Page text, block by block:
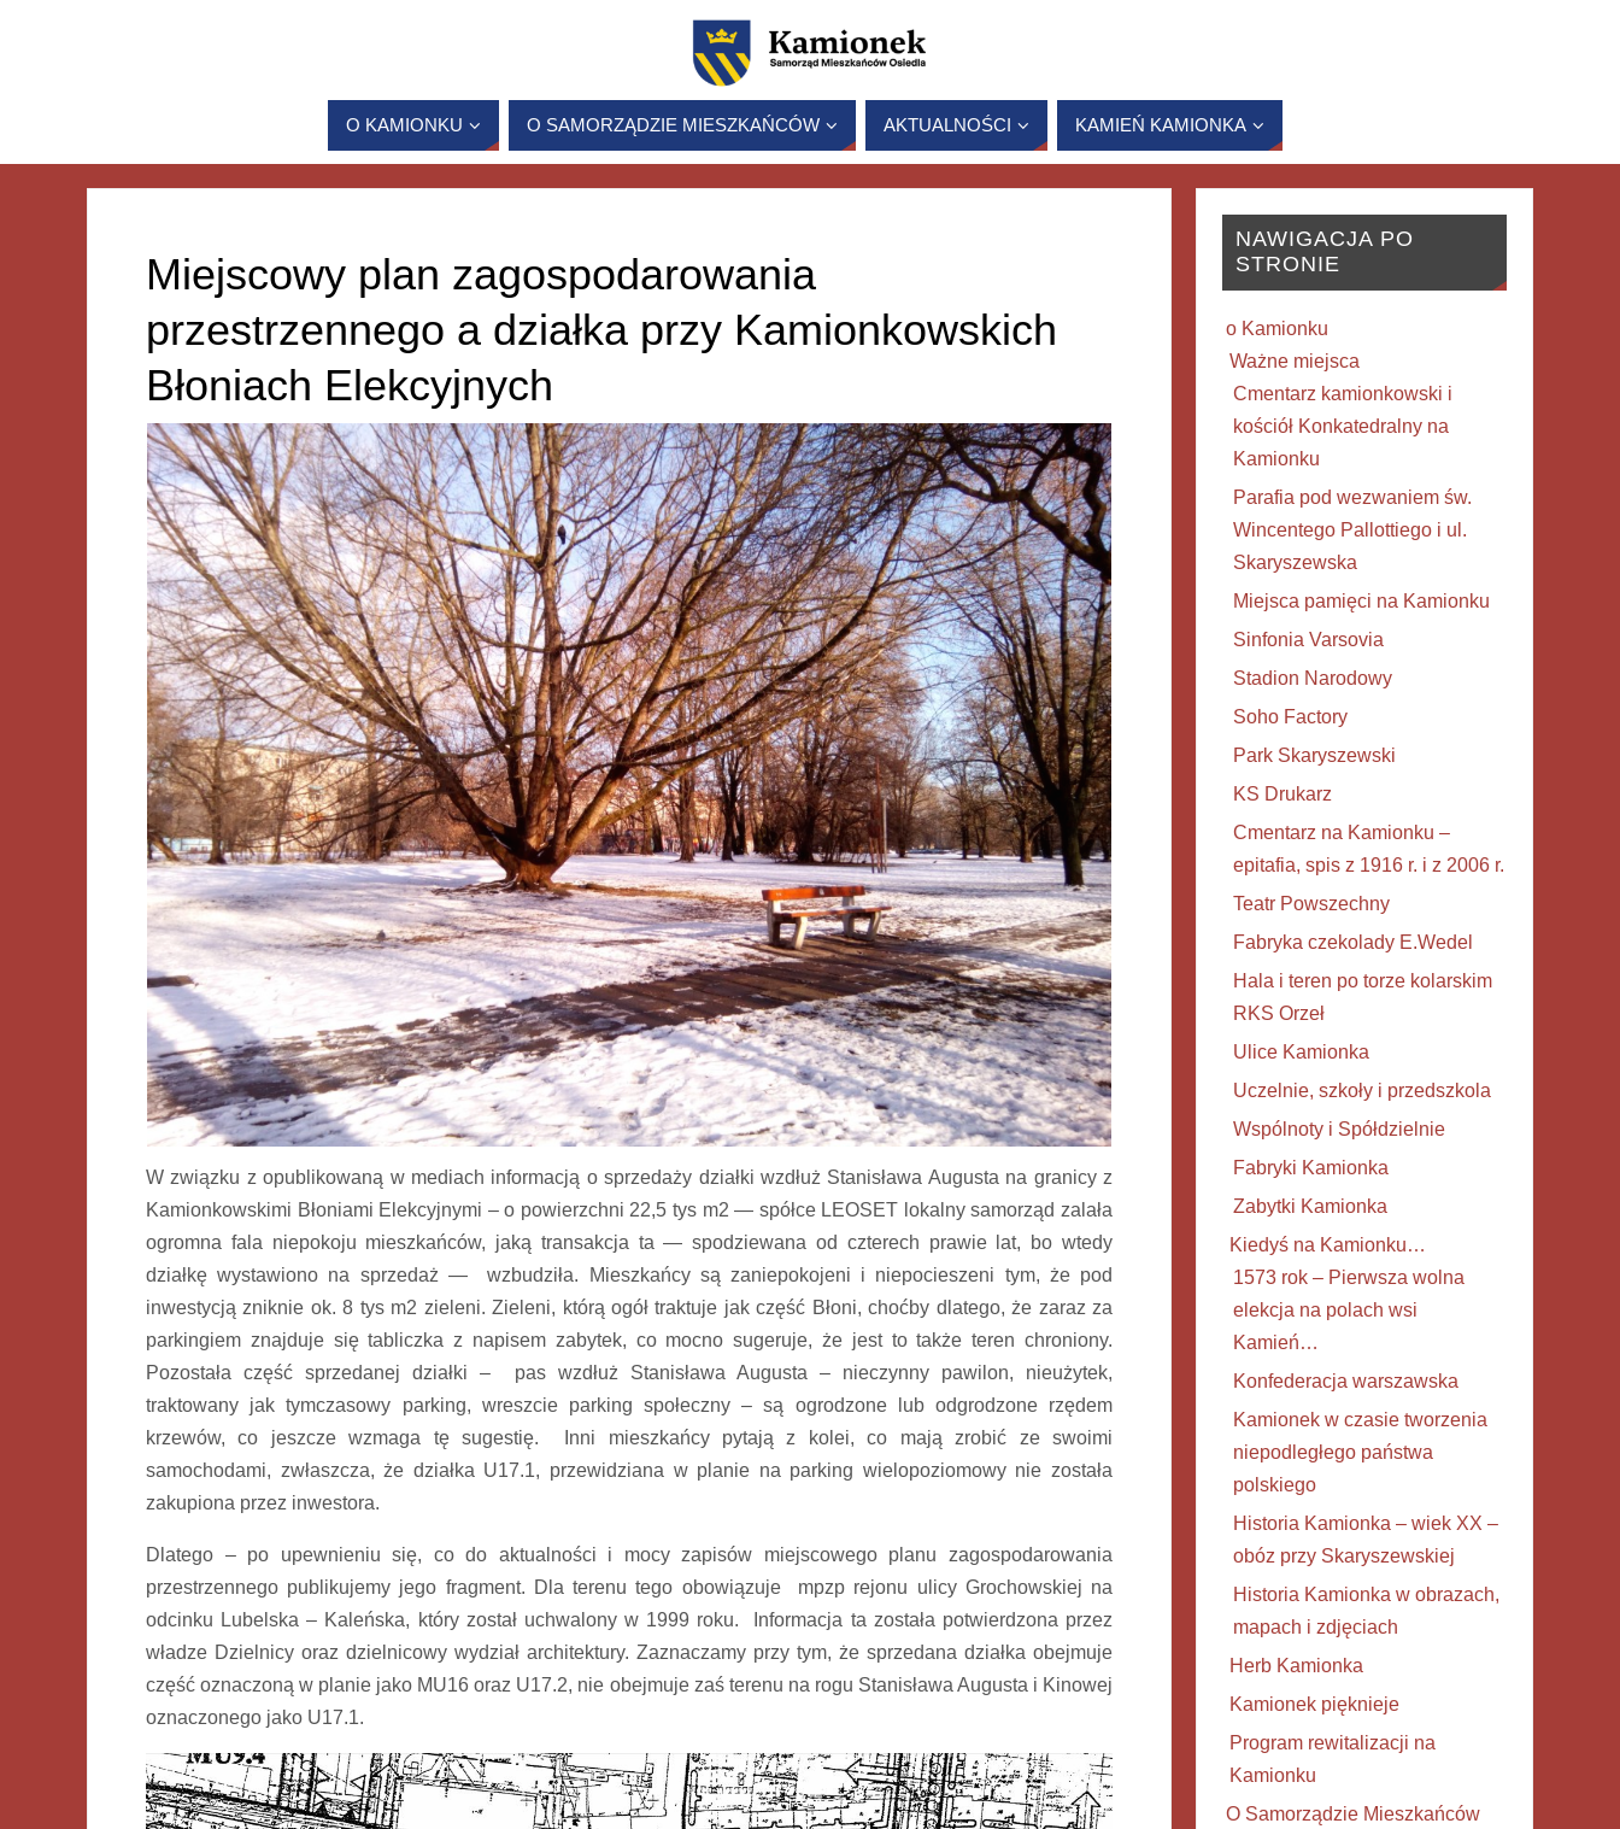
O KAMIONKU O SAMORZĄDZIE MIESZKAŃCÓW AKTUALNOŚCI KAMIEŃ KAMIONKA
Miejscowy plan zagospodarowania
przestrzennego a działka przy Kamionkowskich
Błoniach Elekcyjnych
W związku z opublikowaną w mediach informacją o sprzedaży działki wzdłuż Stanisława Augusta na granicy z
Kamionkowskimi Błoniami Elekcyjnymi – o powierzchni 22,5 tys m2 — spółce LEOSET lokalny samorząd zalała
ogromna fala niepokoju mieszkańców, jaką transakcja ta — spodziewana od czterech prawie lat, bo wtedy
działkę wystawiono na sprzedaż — wzbudziła. Mieszkańcy są zaniepokojeni i niepocieszeni tym, że pod
inwestycją zniknie ok. 8 tys m2 zieleni. Zieleni, którą ogół traktuje jak część Błoni, choćby dlatego, że zaraz za
parkingiem znajduje się tabliczka z napisem zabytek, co mocno sugeruje, że jest to także teren chroniony.
Pozostała część sprzedanej działki – pas wzdłuż Stanisława Augusta – nieczynny pawilon, nieużytek,
traktowany jak tymczasowy parking, wreszcie parking społeczny – są ogrodzone lub odgrodzone rzędem
krzewów, co jeszcze wzmaga tę sugestię. Inni mieszkańcy pytają z kolei, co mają zrobić ze swoimi
samochodami, zwłaszcza, że działka U17.1, przewidziana w planie na parking wielopoziomowy nie została
zakupiona przez inwestora.
Dlatego – po upewnieniu się, co do aktualności i mocy zapisów miejscowego planu zagospodarowania
przestrzennego publikujemy jego fragment. Dla terenu tego obowiązuje mpzp rejonu ulicy Grochowskiej na
odcinku Lubelska – Kaleńska, który został uchwalony w 1999 roku. Informacja ta została potwierdzona przez
władze Dzielnicy oraz dzielnicowy wydział architektury. Zaznaczamy przy tym, że sprzedana działka obejmuje
część oznaczoną w planie jako MU16 oraz U17.2, nie obejmuje zaś terenu na rogu Stanisława Augusta i Kinowej
oznaczonego jako U17.1.
NAWIGACJA PO
STRONIE
o Kamionku
Ważne miejsca
Cmentarz kamionkowski i
kościół Konkatedralny na
Kamionku
Parafia pod wezwaniem św.
Wincentego Pallottiego i ul.
Skaryszewska
Miejsca pamięci na Kamionku
Sinfonia Varsovia
Stadion Narodowy
Soho Factory
Park Skaryszewski
KS Drukarz
Cmentarz na Kamionku –
epitafia, spis z 1916 r. i z 2006 r.
Teatr Powszechny
Fabryka czekolady E.Wedel
Hala i teren po torze kolarskim
RKS Orzeł
Ulice Kamionka
Uczelnie, szkoły i przedszkola
Wspólnoty i Spółdzielnie
Fabryki Kamionka
Zabytki Kamionka
Kiedyś na Kamionku…
1573 rok – Pierwsza wolna
elekcja na polach wsi
Kamień…
Konfederacja warszawska
Kamionek w czasie tworzenia
niepodległego państwa
polskiego
Historia Kamionka – wiek XX –
obóz przy Skaryszewskiej
Historia Kamionka w obrazach,
mapach i zdjęciach
Herb Kamionka
Kamionek pięknieje
Program rewitalizacji na
Kamionku
O Samorządzie Mieszkańców